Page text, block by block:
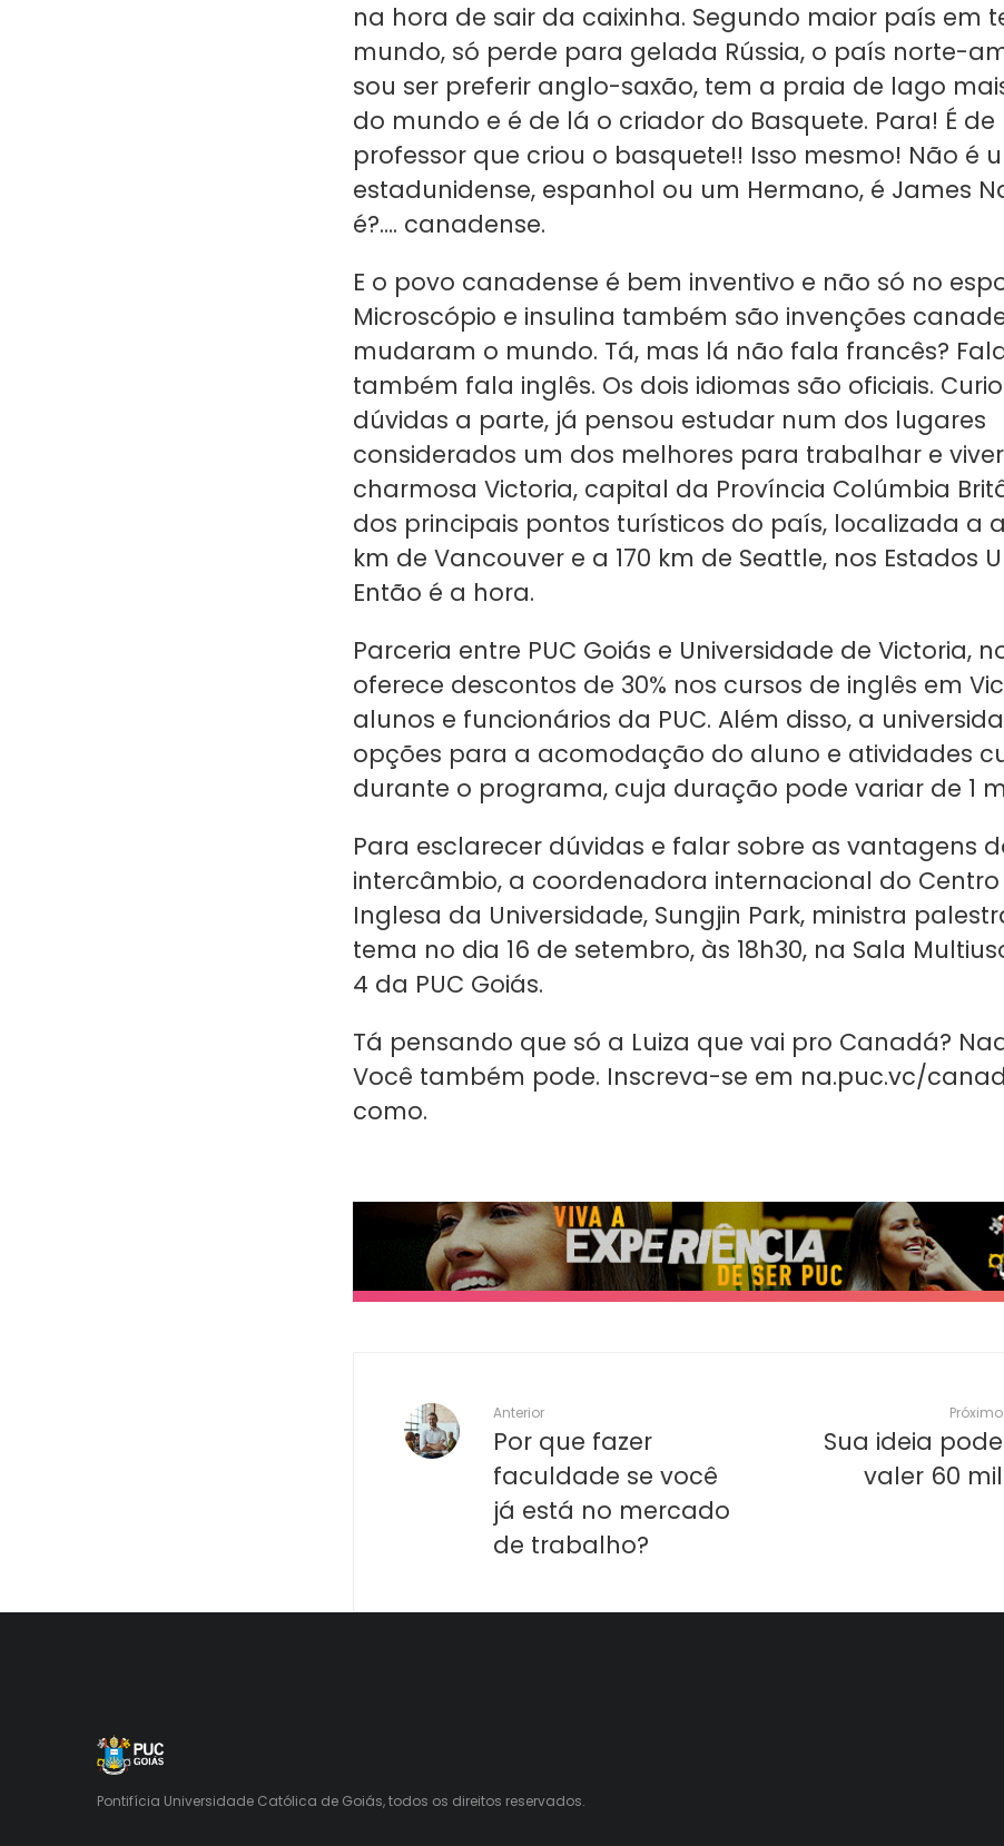
na hora de sair da caixinha. Segundo maior país em
mundo, só perde para gelada Rússia, o país norte-
sou ser preferir anglo-saxão, tem a praia de lago
do mundo e é de lá o criador do Basquete. Para! É de
professor que criou o basquete!! Isso mesmo! Não é
estadunidense, espanhol ou um Hermano, é James
é?…. canadense.
E o povo canadense é bem inventivo e não só no
Microscópio e insulina também são invenções
mudaram o mundo. Tá, mas lá não fala francês?
também fala inglês. Os dois idiomas são oficiais.
dúvidas a parte, já pensou estudar num dos lugares
considerados um dos melhores para trabalhar e
charmosa Victoria, capital da Província Colúmbia
dos principais pontos turísticos do país, localizada a
km de Vancouver e a 170 km de Seattle, nos Estados
Então é a hora.
Parceria entre PUC Goiás e Universidade de Victoria,
oferece descontos de 30% nos cursos de inglês em
alunos e funcionários da PUC. Além disso, a
opções para a acomodação do aluno e atividades
durante o programa, cuja duração pode variar de 1
Para esclarecer dúvidas e falar sobre as vantagens
intercâmbio, a coordenadora internacional do
Inglesa da Universidade, Sungjin Park, ministra
tema no dia 16 de setembro, às 18h30, na Sala
4 da PUC Goiás.
Tá pensando que só a Luiza que vai pro Canadá?
Você também pode. Inscreva-se em na.puc.vc/
como.
Anterior
Por que fazer
faculdade se você
já está no mercado
de trabalho?
Próximo
Sua ideia pode
valer 60 mil
Pontifícia Universidade Católica de Goiás, todos os direitos reservados.